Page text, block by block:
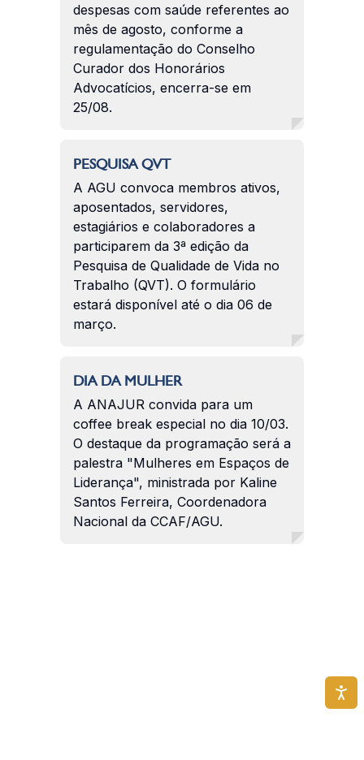
despesas com saúde referentes ao
mês de agosto, conforme a
regulamentação do Conselho
Curador dos Honorários
Advocatícios, encerra-se em
25/08.
PESQUISA QVT
A AGU convoca membros ativos,
aposentados, servidores,
estagiários e colaboradores a
participarem da 3ª edição da
Pesquisa de Qualidade de Vida no
Trabalho (QVT). O formulário
estará disponível até o dia 06 de
março.
DIA DA MULHER
A ANAJUR convida para um
coffee break especial no dia 10/03.
O destaque da programação será a
palestra "Mulheres em Espaços de
Liderança", ministrada por Kaline
Santos Ferreira, Coordenadora
Nacional da CCAF/AGU.